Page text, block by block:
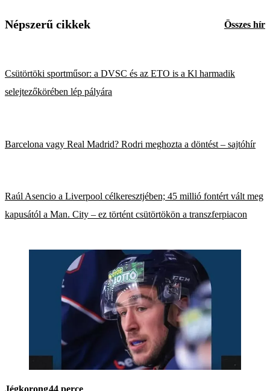
Népszerű cikkek Összes hír
Csütörtöki sportműsor: a DVSC és az ETO is a Kl harmadik
selejtezőkörében lép pályára
Barcelona vagy Real Madrid? Rodri meghozta a döntést – sajtóhír
Raúl Asencio a Liverpool célkeresztjében; 45 millió fontért vált meg
kapusától a Man. City – ez történt csütörtökön a transzferpiacon
Jégkorong44 perce